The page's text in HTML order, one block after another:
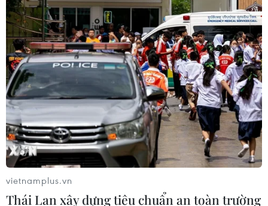
vietnamplus.vn
Thái Lan xây dựng tiêu chuẩn an toàn trường